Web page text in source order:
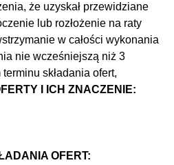
że uzyskał przewidziane
lub rozłożenie na raty
w całości wykonania
nie wcześniejszą niż 3
składania ofert,
I ICH ZNACZENIE:
OFERT: